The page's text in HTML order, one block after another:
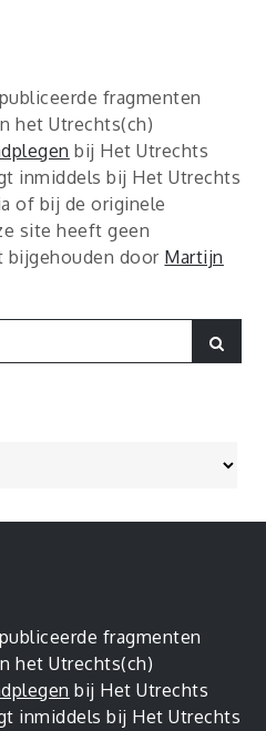
fragmenten
het Utrechts(ch)
bij Het Utrechts
inmiddels bij Het Utrechts
of bij de originele
site heeft geen
bijgehouden door Martijn
fragmenten
het Utrechts(ch)
bij Het Utrechts
inmiddels bij Het Utrechts